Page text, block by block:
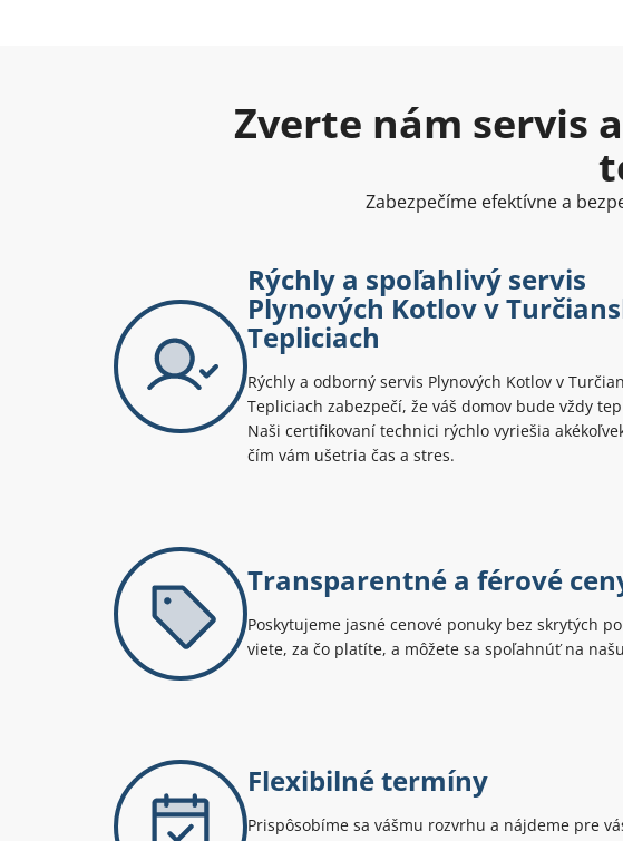
Zverte nám servis
Zabezpečíme efektívne a
Rýchly a spoľahlivý servis
Plynových Kotlov v
Tepliciach
Rýchly a odborný servis Plynových Kotlov v
Tepliciach zabezpečí, že váš domov bude vždy
Naši certifikovaní technici rýchlo vyriešia
čím vám ušetria čas a stres.
Transparentné a férové
Poskytujeme jasné cenové ponuky bez skrytých
viete, za čo platíte, a môžete sa spoľahnúť na
Flexibilné termíny
Prispôsobíme sa vášmu rozvrhu a nájdeme pre